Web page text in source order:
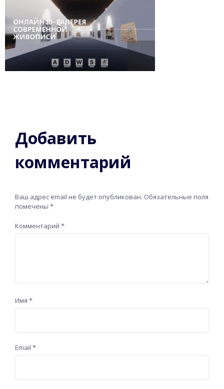
Добавить
комментарий
Ваш адрес email не будет опубликован. Обязательные поля
помечены *
Комментарий *
Имя *
Email *